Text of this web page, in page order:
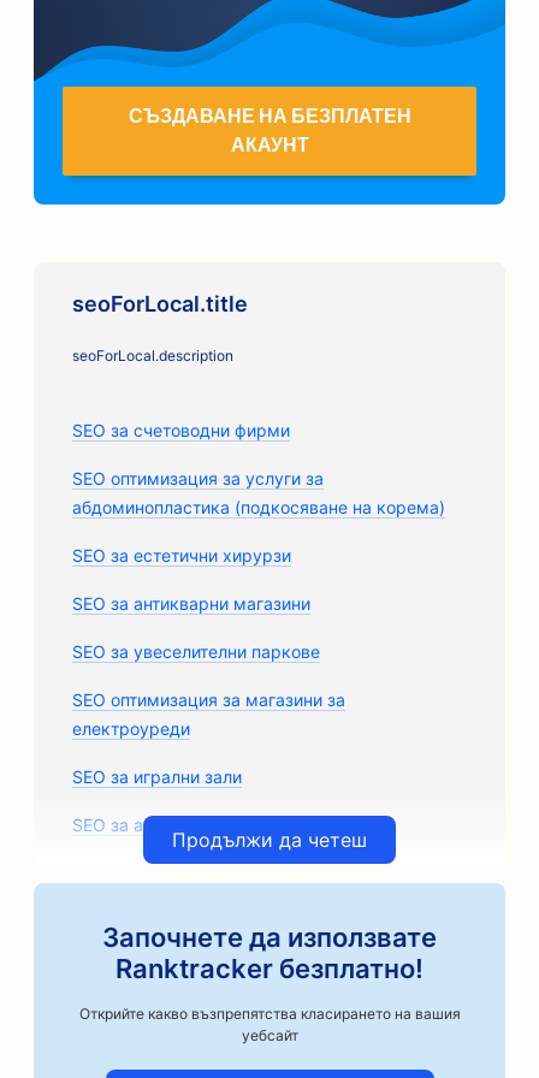
СЪЗДАВАНЕ НА БЕЗПЛАТЕН
АКАУНТ
seoForLocal.title
seoForLocal.description
SEO за счетоводни фирми
SEO оптимизация за услуги за
абдоминопластика (подкосяване на корема)
SEO за естетични хирурзи
SEO за антикварни магазини
SEO за увеселителни паркове
SEO оптимизация за магазини за
електроуреди
SEO за игрални зали
SEO за архитектурни фирми
SEO за класове по изкуства
SEO за автосервизи
SEO оптимизация за занаятчийски пекарни за
Продължи да четеш
Започнете да използвате
Ranktracker безплатно!
Открийте какво възпрепятства класирането на вашия
уебсайт